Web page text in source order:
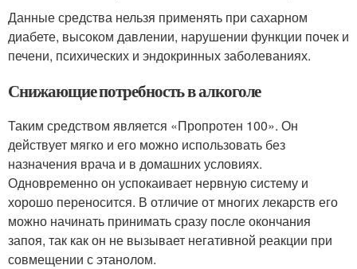
Данные средства нельзя применять при сахарном
диабете, высоком давлении, нарушении функции почек и
печени, психических и эндокринных заболеваниях.
Снижающие потребность в алкоголе
Таким средством является «Пропротен 100». Он
действует мягко и его можно использовать без
назначения врача и в домашних условиях.
Одновременно он успокаивает нервную систему и
хорошо переносится. В отличие от многих лекарств его
можно начинать принимать сразу после окончания
запоя, так как он не вызывает негативной реакции при
совмещении с этанолом.